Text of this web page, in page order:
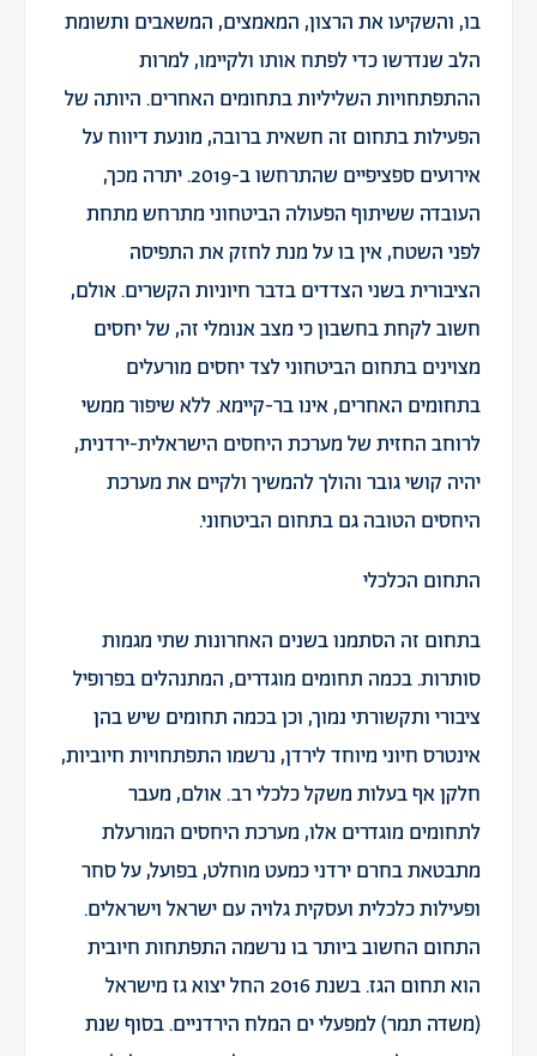
בו, והשקיעו את הרצון, המאמצים, המשאבים ותשומת
הלב שנדרשו כדי לפתח אותו ולקיימו, למרות
ההתפתחויות השליליות בתחומים האחרים. היותה של
הפעילות בתחום זה חשאית ברובה, מונעת דיווח על
אירועים ספציפיים שהתרחשו ב-2019. יתרה מכך,
העובדה ששיתוף הפעולה הביטחוני מתרחש מתחת
לפני השטח, אין בו על מנת לחזק את התפיסה
הציבורית בשני הצדדים בדבר חיוניות הקשרים. אולם,
חשוב לקחת בחשבון כי מצב אנומלי זה, של יחסים
מצוינים בתחום הביטחוני לצד יחסים מורעלים
בתחומים האחרים, אינו בר-קיימא. ללא שיפור ממשי
לרוחב החזית של מערכת היחסים הישראלית-ירדנית,
יהיה קושי גובר והולך להמשיך ולקיים את מערכת
היחסים הטובה גם בתחום הביטחוני.
התחום הכלכלי
בתחום זה הסתמנו בשנים האחרונות שתי מגמות
סותרות. בכמה תחומים מוגדרים, המתנהלים בפרופיל
ציבורי ותקשורתי נמוך, וכן בכמה תחומים שיש בהן
אינטרס חיוני מיוחד לירדן, נרשמו התפתחויות חיוביות,
חלקן אף בעלות משקל כלכלי רב. אולם, מעבר
לתחומים מוגדרים אלו, מערכת היחסים המורעלת
מתבטאת בחרם ירדני כמעט מוחלט, בפועל, על סחר
ופעילות כלכלית ועסקית גלויה עם ישראל וישראלים.
התחום החשוב ביותר בו נרשמה התפתחות חיובית
הוא תחום הגז. בשנת 2016 החל יצוא גז מישראל
(משדה תמר) למפעלי ים המלח הירדניים. בסוף שנת